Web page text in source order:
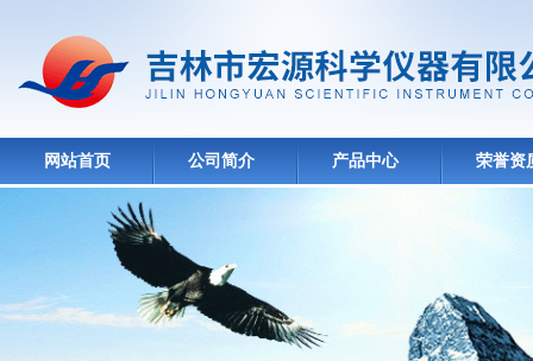
网站首页 公司简介 产品中心 荣誉资